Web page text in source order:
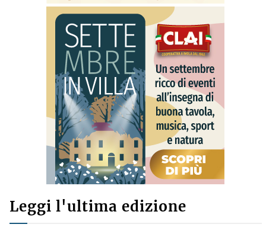
Leggi l'ultima edizione